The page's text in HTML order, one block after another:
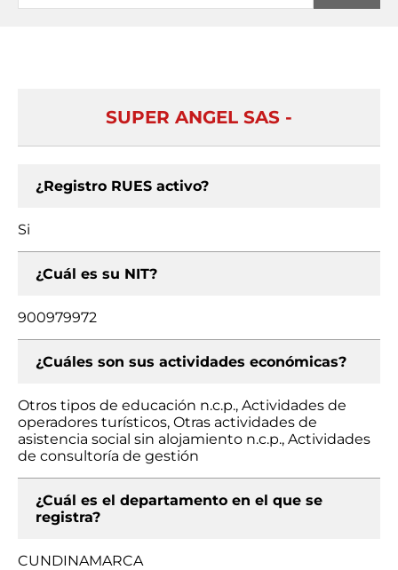
SUPER ANGEL SAS -
¿Registro RUES activo?
Si
¿Cuál es su NIT?
900979972
¿Cuáles son sus actividades económicas?
Otros tipos de educación n.c.p., Actividades de
operadores turísticos, Otras actividades de
asistencia social sin alojamiento n.c.p., Actividades
de consultoría de gestión
¿Cuál es el departamento en el que se
registra?
CUNDINAMARCA